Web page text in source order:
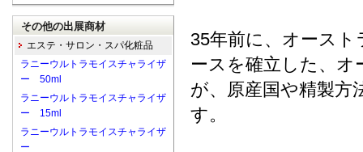
35年前に、オース
ースを確立した、
が、原産国や精製方
す。
その他の出展商材
エステ・サロン・スパ化粧品
ラニーウルトラモイスチャライザ
ー 50ml
ラニーウルトラモイスチャライザ
ー 15ml
ラニーウルトラモイスチャライザ
ー